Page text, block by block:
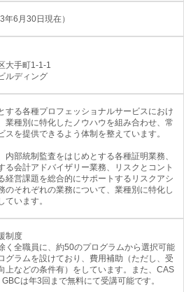
6月30日現在）
大手町1-1-1
ルディング
する各種プロフェッショナルサービスにおけ
業種別に特化したノウハウを組み合わせ、常
スを提供できるよう体制を整えています。
内部統制監査をはじめとする各種証明業務、
る会計アドバイザリー業務、リスクとコント
経営課題を総合的にサポートするリスクアシ
のそれぞれの業務について、業種別に特化し
ています。
制度
く全職員に、約50のプログラムから選択可能
グラムを設けており、費用補助（ただし、受
上などの条件有）をしています。また、CAS
は年3回まで無料にて受講可能です。